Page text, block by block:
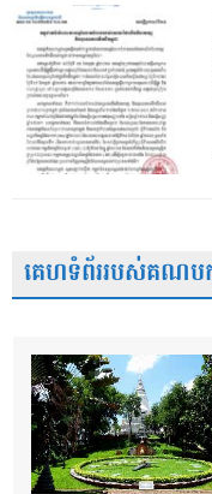
គេហទំព័ររបស់គណបក្ស